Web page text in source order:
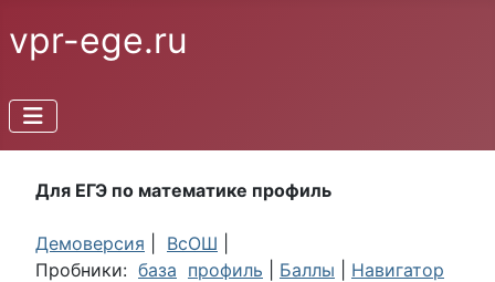
vpr-ege.ru
Для ЕГЭ по математике профиль
Демоверсия ВсОШ
Пробники: база профиль Баллы
Навигатор